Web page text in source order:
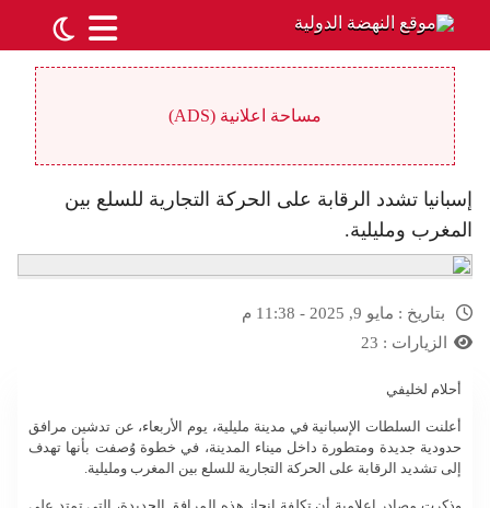
مساحة اعلانية (ADS)
إسبانيا تشدد الرقابة على الحركة التجارية للسلع بين
المغرب ومليلية.
بتاريخ : مايو 9, 2025 - 11:38 م
الزيارات : 23
أحلام لخليفي
أعلنت السلطات الإسبانية في مدينة مليلية، يوم الأربعاء، عن تدشين مرافق
حدودية جديدة ومتطورة داخل ميناء المدينة، في خطوة وُصفت بأنها تهدف
إلى تشديد الرقابة على الحركة التجارية للسلع بين المغرب ومليلية.